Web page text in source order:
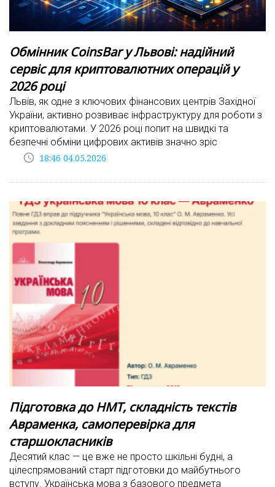
Обмінник CoinsBar у Львові: надійний
сервіс для криптовалютних операцій у
2026 році
Львів, як одне з ключових фінансових центрів Західної
України, активно розвиває інфраструктуру для роботи з
криптовалютами. У 2026 році попит на швидкі та
безпечні обміни цифрових активів значно зріс
access_time 18:46 04.05.2026
Підготовка до НМТ, складність текстів
Авраменка, самоперевірка для
старшокласників
Десятий клас — це вже не просто шкільні будні, а
цілеспрямований старт підготовки до майбутнього
вступу. Українська мова з базового предмета